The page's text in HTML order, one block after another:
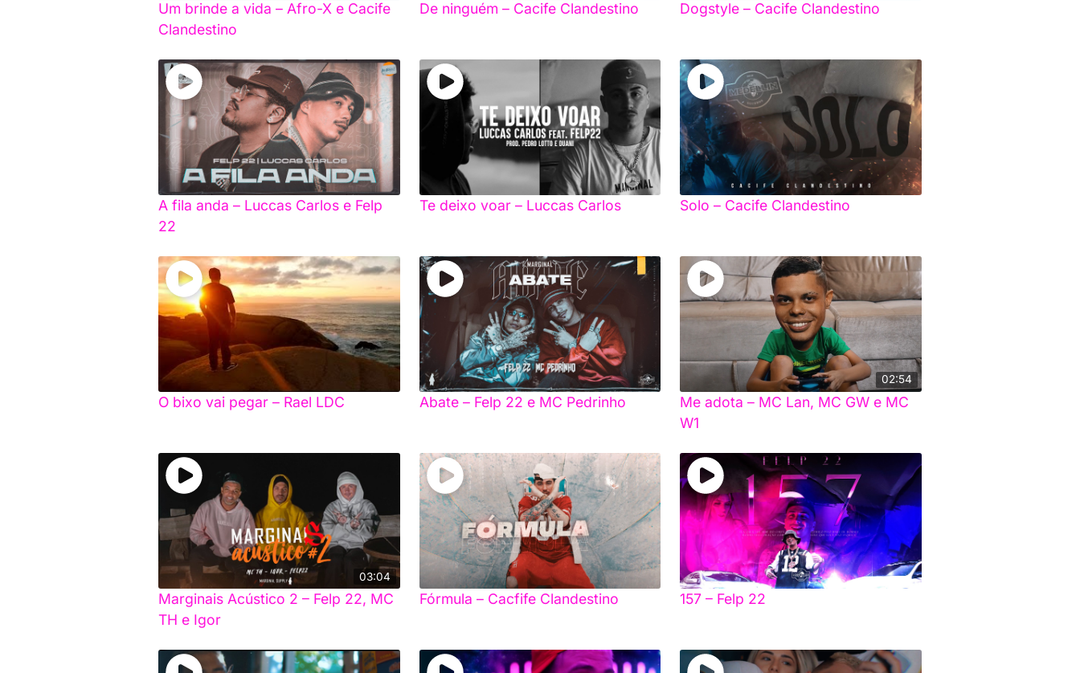
Um brinde a vida – Afro-X e Cacife
Clandestino
De ninguém – Cacife Clandestino Dogstyle – Cacife Clandestino
A fila anda – Luccas Carlos e Felp
22
Te deixo voar – Luccas Carlos Solo – Cacife Clandestino
O bixo vai pegar – Rael LDC Abate – Felp 22 e MC Pedrinho
02:54
Me adota – MC Lan, MC GW e MC
W1
03:04
Marginais Acústico 2 – Felp 22, MC
TH e Igor
Fórmula – Cacfife Clandestino 157 – Felp 22